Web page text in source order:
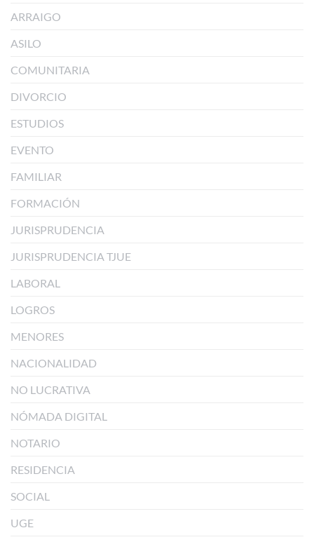
ARRAIGO
ASILO
COMUNITARIA
DIVORCIO
ESTUDIOS
EVENTO
FAMILIAR
FORMACIÓN
JURISPRUDENCIA
JURISPRUDENCIA TJUE
LABORAL
LOGROS
MENORES
NACIONALIDAD
NO LUCRATIVA
NÓMADA DIGITAL
NOTARIO
RESIDENCIA
SOCIAL
UGE